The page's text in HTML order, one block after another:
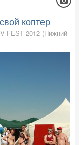
коптер
FEST 2012 (Нижний